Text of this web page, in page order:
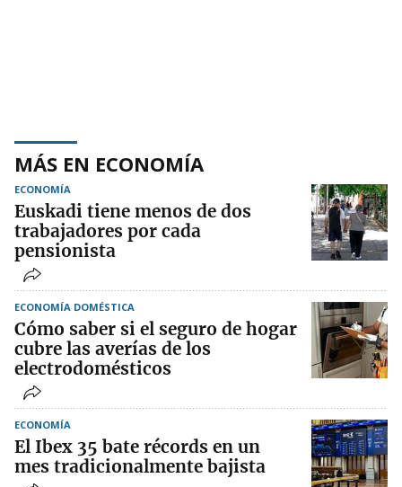
MÁS EN ECONOMÍA
ECONOMÍA
Euskadi tiene menos de dos
trabajadores por cada
pensionista
ECONOMÍA DOMÉSTICA
Cómo saber si el seguro de hogar
cubre las averías de los
electrodomésticos
ECONOMÍA
El Ibex 35 bate récords en un
mes tradicionalmente bajista